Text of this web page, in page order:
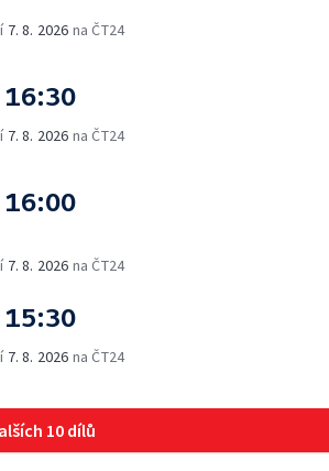
7. 8. 2026 na ČT24
7. 8. 2026 na ČT24
7. 8. 2026 na ČT24
7. 8. 2026 na ČT24
10 dílů